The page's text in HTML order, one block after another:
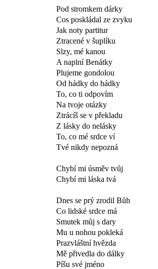
Pod stromkem dárky
Cos poskládal ze zvyku
Jak noty partitur
Ztracené v šuplíku
Slzy, mé kanou
A naplní Benátky
Plujeme gondolou
Od hádky do hádky
To, co ti odpovím
Na tvoje otázky
Ztrácíš se v překladu
Z lásky do nelásky
To, co mé srdce ví
Tvé nikdy nepozná
Chybí mi úsměv tvůj
Chybí mi láska tvá
Dnes se prý zrodil Bůh
Co lidské srdce má
Smutek můj s dary
Mu u nohou pokleká
Prazvláštní hvězda
Mě přivedla do dálky
Píšu své jméno